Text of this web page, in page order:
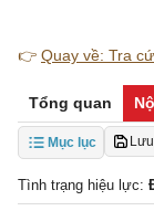
👉 Quay về: Tra
Tổng quan
Mục lục Lưu
Tình trạng hiệu lực: